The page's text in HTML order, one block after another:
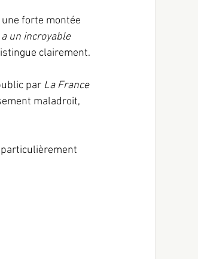
forte montée
un incroyable
clairement.
par La France
maladroit,